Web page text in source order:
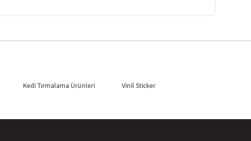
Kedi Tırmalama Ürünleri Vinil Sticker